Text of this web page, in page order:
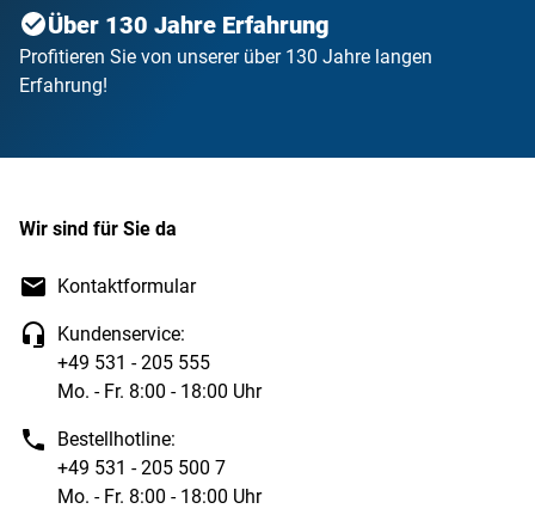
Zu jeder Lieferung erhalten Sie handschriftlich
ausgefüllten Albumblättern
Über 130 Jahre Erfahrung
Profitieren Sie von unserer über 130 Jahre langen
Erfahrung!
Wir sind für Sie da
Kontaktformular
Kundenservice:
+49 531 - 205 555
Mo. - Fr. 8:00 - 18:00 Uhr
Bestellhotline:
+49 531 - 205 500 7
Mo. - Fr. 8:00 - 18:00 Uhr